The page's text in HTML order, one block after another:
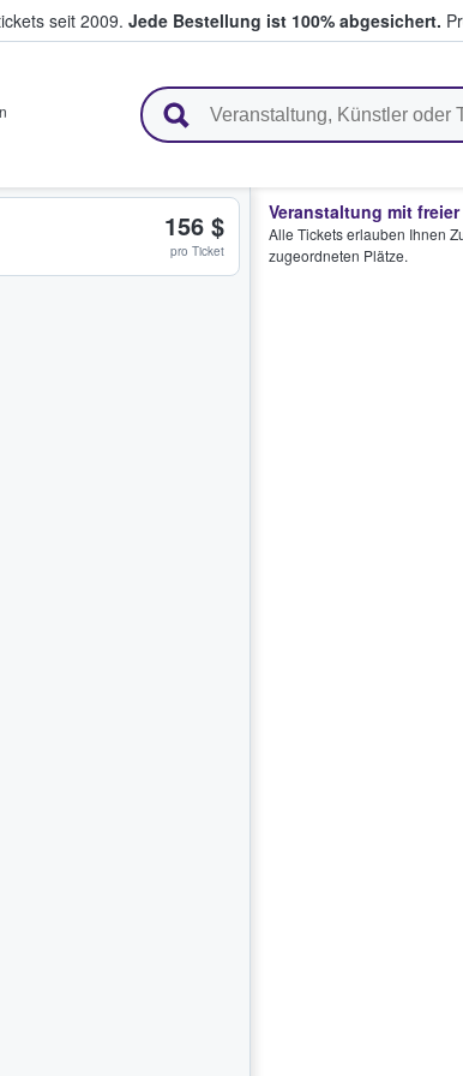
seit 2009. Jede Bestellung ist 100% abgesichert.
& verkaufen
156 $
pro Ticket
Veranstaltung mit
Alle Tickets erlauben Ihnen
zugeordneten Plätze.